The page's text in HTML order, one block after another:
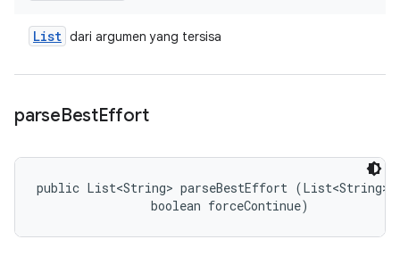
List dari argumen yang tersisa
parseBestEffort
public List<String> parseBestEffort
                boolean forceContinue)